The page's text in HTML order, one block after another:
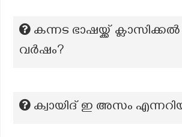
കന്നട ഭാഷയ്ക്ക് ക്ലാസിക്കൽ
വർഷം?
ക്വായിദ് ഇ അസം